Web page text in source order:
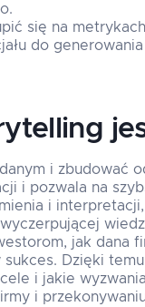
się na
do
i zbudować
i pozwala na
i
jak dana
Dzięki
i jakie
i